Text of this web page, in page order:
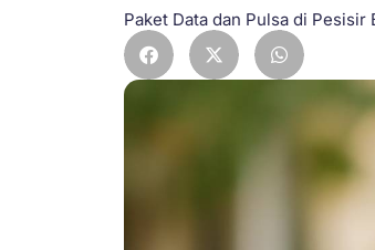
Paket Data dan Pulsa di Pesisir